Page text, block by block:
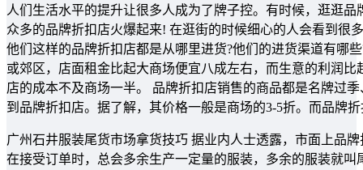
人们生活水平的提升让很多人成为了牌子控。有时候，逛逛
众多的品牌折扣店火爆起来! 在逛街的时候细心的人会看到很
他们这样的品牌折扣店都是从哪里进货?他们的进货渠道有哪
或郊区，店面租金比起大商场便宜八成左右，而生意的利润
店的成本不及商场一半。 品牌折扣店销售的商品都是名牌过
到品牌折扣店。据了解，其价格一般是商场的3-5折。而品牌
广州石井服装尾货市场拿货技巧 据业内人士透露，市面上品
在接受订单时，总会多余生产一定量的服装，多余的服装就